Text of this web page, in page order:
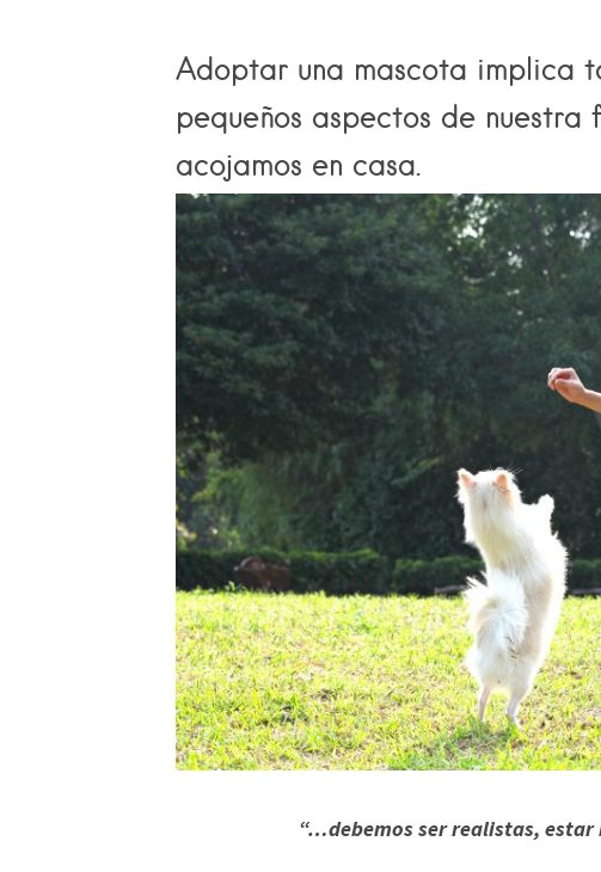
Adoptar una mascota implica
pequeños aspectos de
acojamos en casa.
“…debemos ser realistas,